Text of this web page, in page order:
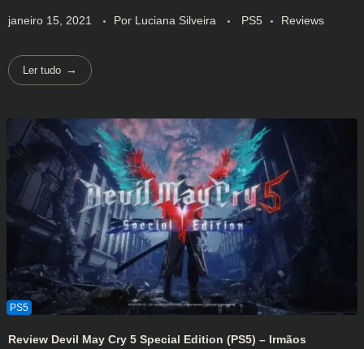
janeiro 15, 2021 Por Luciana Silveira PS5 Reviews
Ler tudo
Review Devil May Cry 5 Special Edition (PS5) – Irmãos